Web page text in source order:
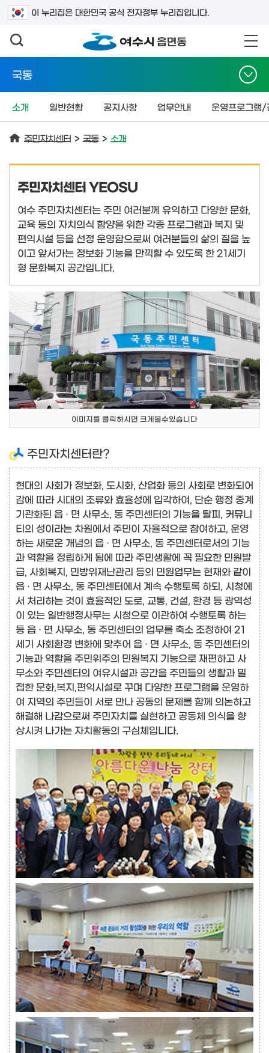
이 누리집은 대한민국 공식 전자정부 누리집입니다.
검색어를 입력하세요
국동
소개 일반현황 공지사항 업무안내 운영프로그램/
주민자치센터 > 국동 > 소개
주민자치센터 YEOSU
여수 주민자치센터는 주민 여러분께 유익하고 다양한 문화,
교육 등의 자치의식 함양을 위한 각종 프로그램과 복지 및
편익시설 등을 선정 운영함으로써 여러분들의 삶의 질을 높
이고 앞서가는 정보화 기능을 만끽할 수 있도록 한 21세기
형 문화복지 공간입니다.
이미지를 클릭하시면 크게볼수있습니다
주민자치센터란?
현대의 사회가 정보화, 도시화, 산업화 등의 사회로 변화되어
감에 따라 시대의 조류와 효율성에 입각하여, 단순 행정 중계
기관화된 읍 · 면 사무소, 동 주민센터의 기능을 탈피, 커뮤니
티의 성이라는 차원에서 주민이 자율적으로 참여하고, 운영
하는 새로운 개념의 읍 · 면 사무소, 동 주민센터로서의 기능
과 역할을 정립하게 됨에 따라 주민생활에 꼭 필요한 민원발
급, 사회복지, 민방위재난관리 등의 민원업무는 현재와 같이
읍 · 면 사무소, 동 주민센터에서 계속 수행토록 하되, 시청에
서 처리하는 것이 효율적인 도로, 교통, 건설, 환경 등 광역성
이 있는 일반행정사무는 시청으로 이관하여 수행토록 하는
등 읍 · 면 사무소, 동 주민센터의 업무를 축소 조정하여 21
세기 사회환경 변화에 맞추어 읍 · 면 사무소, 동 주민센터의
기능과 역할을 주민위주의 민원복지 기능으로 재편하고 사
무소와 주민센터의 여유시설과 공간을 주민들의 생활과 밀
접한 문화,복지,편익시설로 꾸며 다양한 프로그램을 운영하
여 지역의 주민들이 서로 만나 공동의 문제를 함께 의논하고
해결해 나감으로써 주민자치를 실현하고 공동체 의식을 향
상시켜 나가는 자치활동의 구심체입니다.